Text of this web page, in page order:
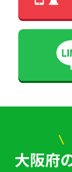
大阪府